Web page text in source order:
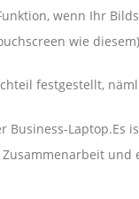
wenn Ihr
wie
festgestellt,
Laptop.Es